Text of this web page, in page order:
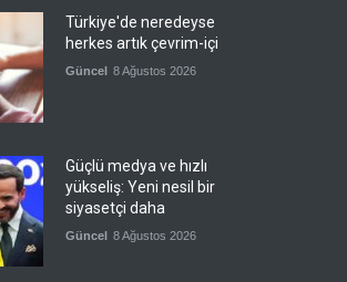
Türkiye'de neredeyse
herkes artık çevrim-içi
Güncel 8 Ağustos 2026
Güçlü medya ve hızlı
yükseliş: Yeni nesil bir
siyasetçi daha
Güncel 8 Ağustos 2026